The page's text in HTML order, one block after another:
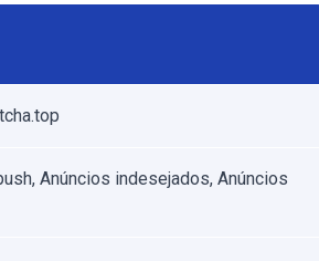
Anúncios indesejados, Anúncios